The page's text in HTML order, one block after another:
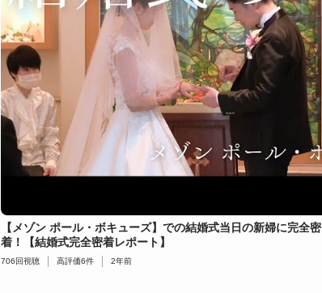
【メゾン ポール・ボキューズ】での結婚式当日の新婦に完全密
着！【結婚式完全密着レポート】
706 回視聴 高評価6件 2年前